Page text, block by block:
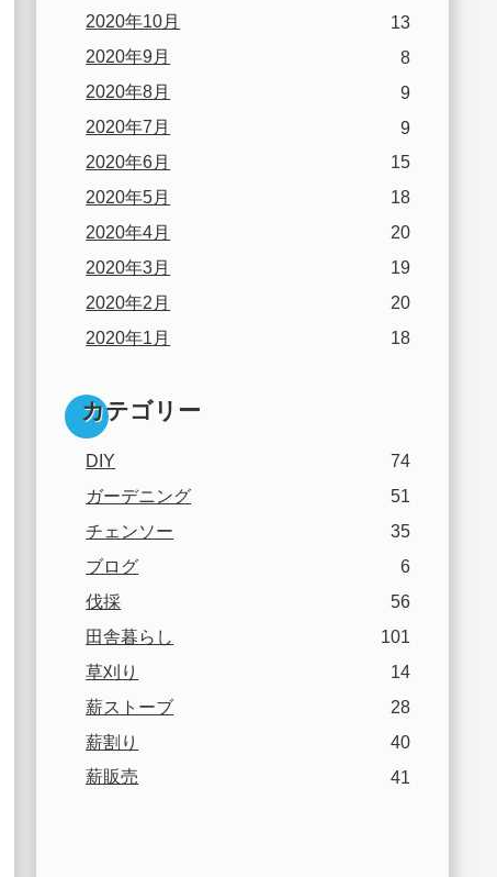
2020年10月
13
2020年9月
8
2020年8月
9
2020年7月
9
2020年6月
15
2020年5月
18
2020年4月
20
2020年3月
19
2020年2月
20
2020年1月
18
カテゴリー
DIY
74
ガーデニング
51
チェンソー
35
ブログ
6
伐採
56
田舎暮らし
101
草刈り
14
薪ストーブ
28
薪割り
40
薪販売
41